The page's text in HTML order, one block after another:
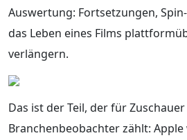
Auswertung: Fortsetzungen,
das Leben eines Films
verlängern.
Das ist der Teil, der für
Branchenbeobachter zählt: